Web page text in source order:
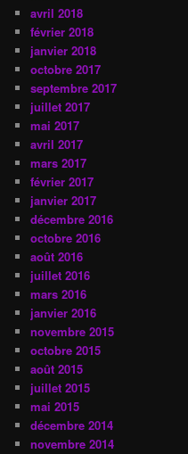
avril 2018
février 2018
janvier 2018
octobre 2017
septembre 2017
juillet 2017
mai 2017
avril 2017
mars 2017
février 2017
janvier 2017
décembre 2016
octobre 2016
août 2016
juillet 2016
mars 2016
janvier 2016
novembre 2015
octobre 2015
août 2015
juillet 2015
mai 2015
décembre 2014
novembre 2014